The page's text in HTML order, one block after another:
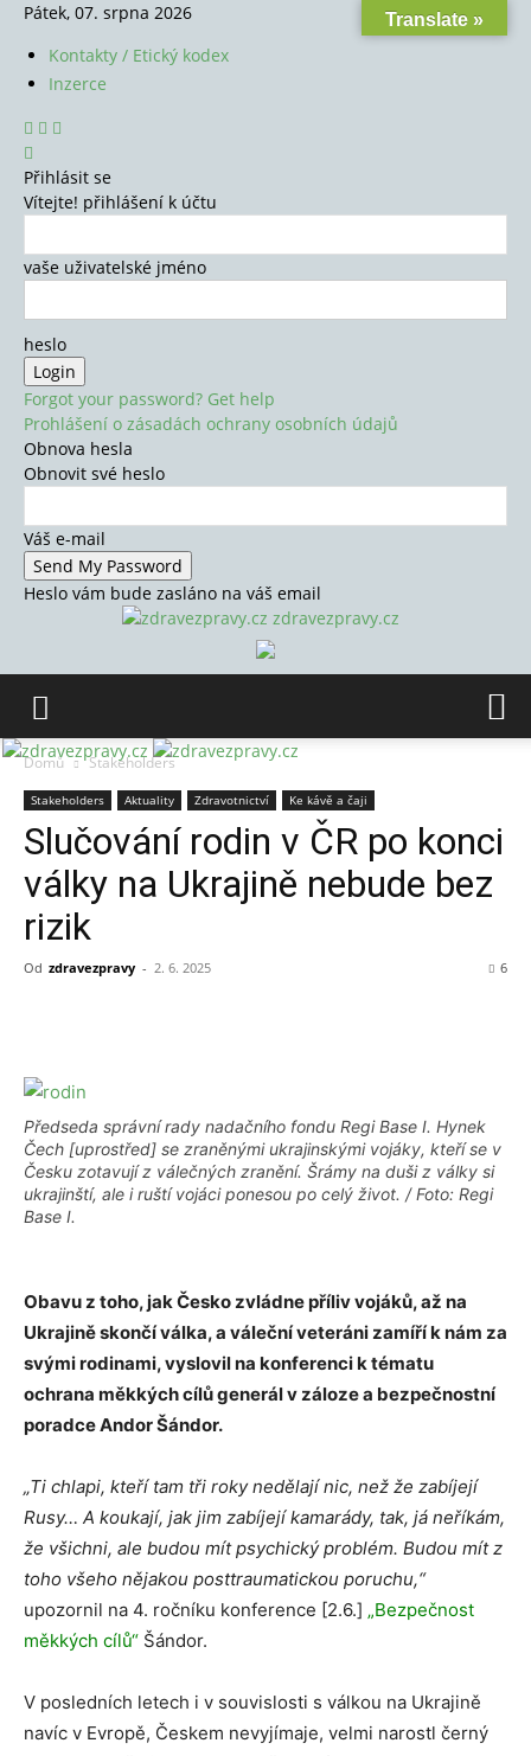
Pátek, 07. srpna 2026
Kontakty / Etický kodex
Inzerce
Přihlásit se
Vítejte! přihlášení k účtu
vaše uživatelské jméno
heslo
Forgot your password? Get help
Prohlášení o zásadách ochrany osobních údajů
Obnova hesla
Obnovit své heslo
Váš e-mail
Heslo vám bude zasláno na váš email
zdravezpravy.cz
Domů Stakeholders
Stakeholders Aktuality Zdravotnictví Ke kávě a čaji
Slučování rodin v ČR po konci
války na Ukrajině nebude bez
rizik
Od zdravezpravy - 2. 6. 2025 6
Předseda správní rady nadačního fondu Regi Base I. Hynek
Čech [uprostřed] se zraněnými ukrajinskými vojáky, kteří se v
Česku zotavují z válečných zranění. Šrámy na duši z války si
ukrajinští, ale i ruští vojáci ponesou po celý život. / Foto: Regi
Base I.
Obavu z toho, jak Česko zvládne příliv vojáků, až na
Ukrajině skončí válka, a váleční veteráni zamíří k nám za
svými rodinami, vyslovil na konferenci k tématu
ochrana měkkých cílů generál v záloze a bezpečnostní
poradce Andor Šándor.
„Ti chlapi, kteří tam tři roky nedělají nic, než že zabíjejí
Rusy… A koukají, jak jim zabíjejí kamarády, tak, já neříkám,
že všichni, ale budou mít psychický problém. Budou mít z
toho všeho nějakou posttraumatickou poruchu,“
upozornil na 4. ročníku konference [2.6.] „Bezpečnost
měkkých cílů“ Šándor.
V posledních letech i v souvislosti s válkou na Ukrajině
navíc v Evropě, Českem nevyjímaje, velmi narostl černý
Translate »